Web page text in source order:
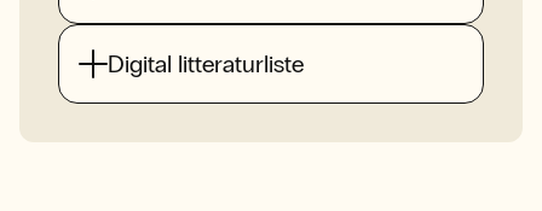
Digital litteraturliste